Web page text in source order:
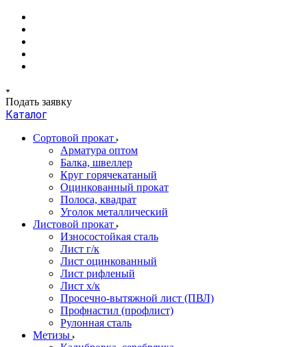
Подать заявку
Каталог
Сортовой прокат
Арматура оптом
Балка, швеллер
Круг горячекатаный
Оцинкованный прокат
Полоса, квадрат
Уголок металлический
Листовой прокат
Износостойкая сталь
Лист г/к
Лист оцинкованный
Лист рифленый
Лист х/к
Просечно-вытяжной лист (ПВЛ)
Профнастил (профлист)
Рулонная сталь
Метизы